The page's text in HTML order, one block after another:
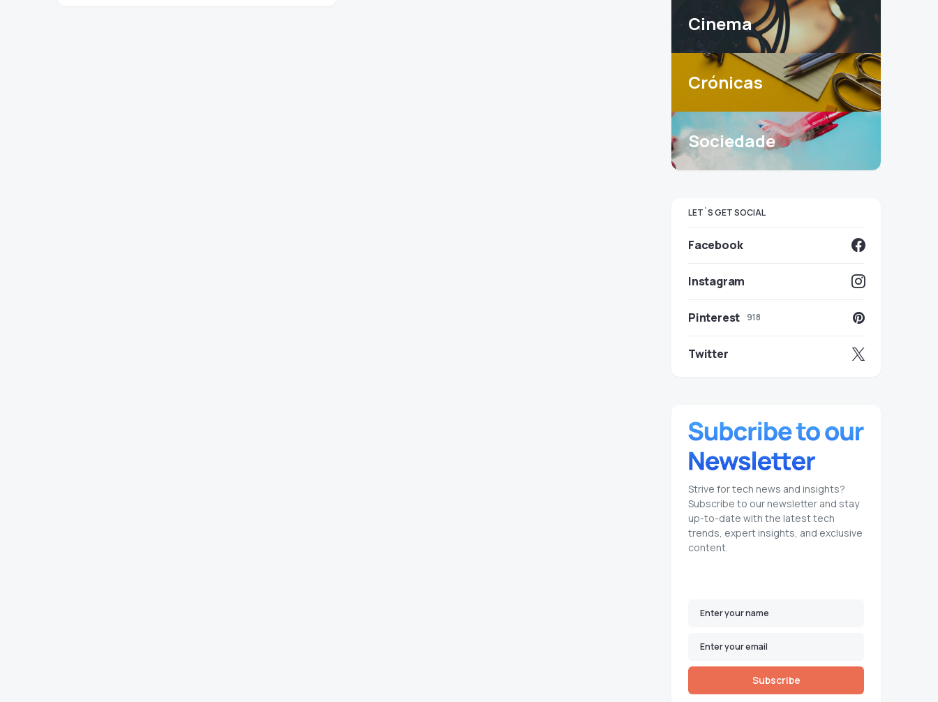
Cinema
Crónicas
Sociedade
LET`S GET SOCIAL
Facebook
Instagram
Pinterest 918
Twitter
Strive for tech news and insights?
Subscribe to our newsletter and stay
up-to-date with the latest tech
trends, expert insights, and exclusive
content.
Subscribe